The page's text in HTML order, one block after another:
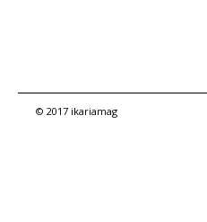
© 2017 ikariamag